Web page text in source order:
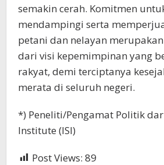
semakin cerah. Komitmen
mendampingi serta
petani dan nelayan
dari visi kepemimpinan yang
rakyat, demi terciptanya
merata di seluruh negeri.
*) Peneliti/Pengamat Politik
Institute (ISI)
Post Views: 89